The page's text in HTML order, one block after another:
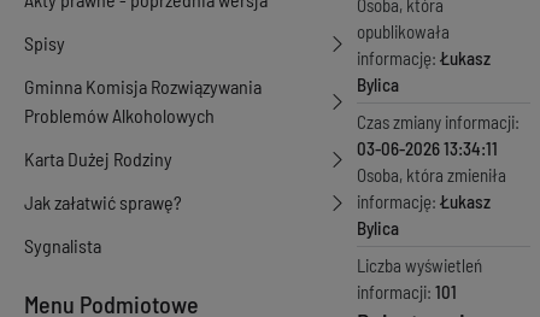
Spisy
Gminna Komisja Rozwiązywania
Problemów Alkoholowych
Karta Dużej Rodziny
Jak załatwić sprawę?
Sygnalista
Menu Podmiotowe
Osoba, która
opublikowała
informację: Łukasz
Bylica
Czas zmiany informacji:
03-06-2026 13:34:11
Osoba, która zmieniła
informację: Łukasz
Bylica
Liczba wyświetleń
informacji: 101